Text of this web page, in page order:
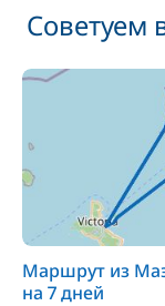
По желанию
Сетка
Советуем
Маршрут из
на 7 дней